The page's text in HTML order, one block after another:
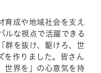
育成や地域社会を支え
ルな視点で活躍できる
群を抜け、駆けろ、世
を作りました。皆さん
世界を」の心意気を持